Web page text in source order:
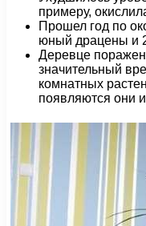
примеру,
Прошел год по
юный драцены и
Деревце
значительный
комнатных
появляются они